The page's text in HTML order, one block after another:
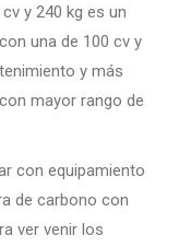
y 240 kg es un
una de 100 cv y
y más
mayor rango de
con equipamiento
de carbono con
ver venir los